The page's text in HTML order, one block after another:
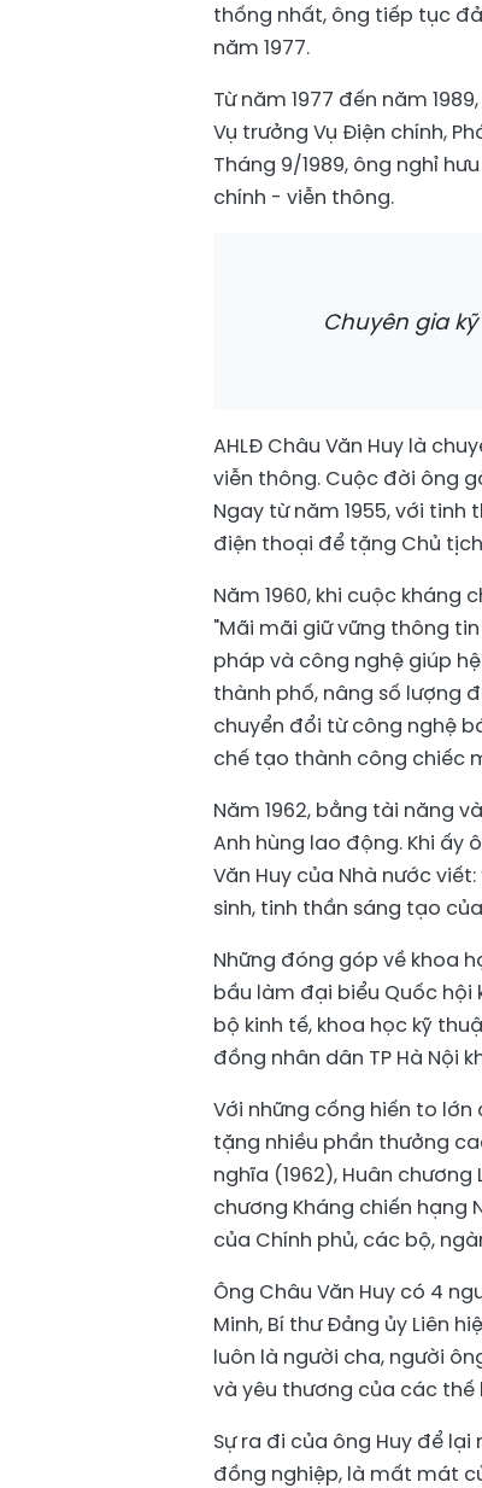
thống nhất, ông tiếp tục
năm 1977.
Từ năm 1977 đến năm
Vụ trưởng Vụ Điện chính,
Tháng 9/1989, ông nghỉ
chính - viễn thông.
Chuyên gia
AHLĐ Châu Văn Huy là
viễn thông. Cuộc đời ông
Ngay từ năm 1955, với
điện thoại để tặng Chủ tịch
Năm 1960, khi cuộc kháng
"Mãi mãi giữ vững thông
pháp và công nghệ giúp
thành phố, nâng số lượng
chuyển đổi từ công nghệ
chế tạo thành công chiếc
Năm 1962, bằng tài năng
Anh hùng lao động. Khi ấy
Văn Huy của Nhà nước
sinh, tinh thần sáng tạo
Những đóng góp về khoa
bầu làm đại biểu Quốc hội
bộ kinh tế, khoa học kỹ
đồng nhân dân TP Hà Nội
Với những cống hiến to
tặng nhiều phần thưởng
nghĩa (1962), Huân
chương Kháng chiến hạng
của Chính phủ, các bộ,
Ông Châu Văn Huy có 4
Minh, Bí thư Đảng ủy Liên
luôn là người cha, người
và yêu thương của các thế
Sự ra đi của ông Huy để
đồng nghiệp, là mất mát